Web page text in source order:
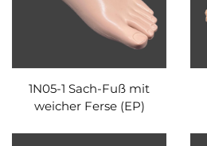
1N05-1 Sach-Fuß mit
weicher Ferse (EP)